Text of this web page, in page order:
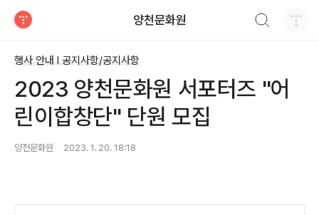
양천문화원
행사 안내 Ι 공지사항/공지사항
2023 양천문화원 서포터즈 "어
린이합창단" 단원 모집
양천문화원 2023. 1. 20. 18:18